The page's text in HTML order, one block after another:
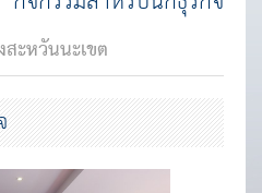
สะหวันนะเขต